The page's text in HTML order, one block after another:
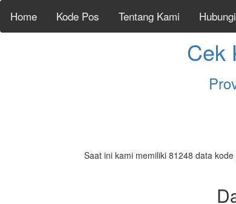
Home Kode Pos Tentang Kami
Cek
Saat ini kami memiliki 81248 data